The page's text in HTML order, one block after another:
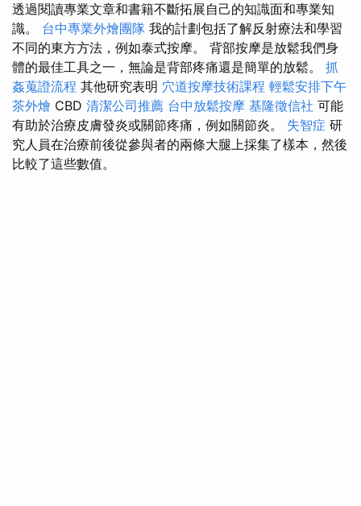
透過閱讀專業文章和書籍不斷拓展自己的知識面和專業知
識。 台中專業外燴團隊 我的計劃包括了解反射療法和學習
不同的東方方法，例如泰式按摩。 背部按摩是放鬆我們身
體的最佳工具之一，無論是背部疼痛還是簡單的放鬆。 抓
姦蒐證流程 其他研究表明 穴道按摩技術課程 輕鬆安排下午
茶外燴 CBD 清潔公司推薦 台中放鬆按摩 基隆徵信社 可能
有助於治療皮膚發炎或關節疼痛，例如關節炎。 失智症 研
究人員在治療前後從參與者的兩條大腿上採集了樣本，然後
比較了這些數值。